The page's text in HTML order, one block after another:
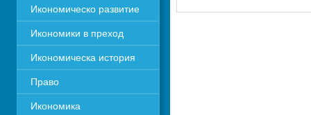
Икономическо развитие
Икономики в преход
Икономическа история
Право
Икономика